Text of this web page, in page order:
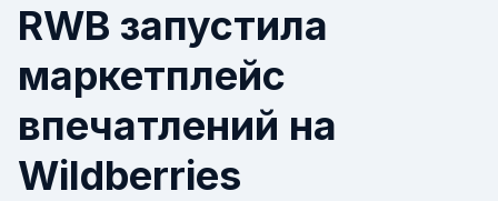
RWB запустила
маркетплейс
впечатлений на
Wildberries